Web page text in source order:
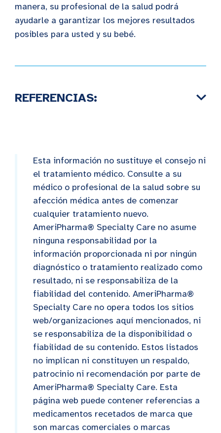
manera, su profesional de la salud podrá
ayudarle a garantizar los mejores resultados
posibles para usted y su bebé.
REFERENCIAS:
Esta información no sustituye el consejo ni
el tratamiento médico. Consulte a su
médico o profesional de la salud sobre su
afección médica antes de comenzar
cualquier tratamiento nuevo.
AmeriPharma® Specialty Care no asume
ninguna responsabilidad por la
información proporcionada ni por ningún
diagnóstico o tratamiento realizado como
resultado, ni se responsabiliza de la
fiabilidad del contenido. AmeriPharma®
Specialty Care no opera todos los sitios
web/organizaciones aquí mencionados, ni
se responsabiliza de la disponibilidad o
fiabilidad de su contenido. Estos listados
no implican ni constituyen un respaldo,
patrocinio ni recomendación por parte de
AmeriPharma® Specialty Care. Esta
página web puede contener referencias a
medicamentos recetados de marca que
son marcas comerciales o marcas